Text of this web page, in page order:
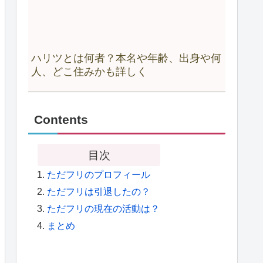
ハリツとは何者？本名や年齢、出身や何
人、どこ住みかも詳しく
Contents
目次
ただフリのプロフィール
ただフリは引退したの？
ただフリの現在の活動は？
まとめ